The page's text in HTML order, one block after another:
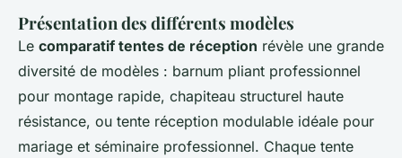
Présentation des différents modèles
Le comparatif tentes de réception révèle une grande
diversité de modèles : barnum pliant professionnel
pour montage rapide, chapiteau structurel haute
résistance, ou tente réception modulable idéale pour
mariage et séminaire professionnel. Chaque tente